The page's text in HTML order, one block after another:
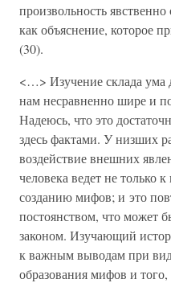
произвольность явственно
как объяснение, которое
(30).
<…> Изучение склада ума
нам несравненно шире и
Надеюсь, что это
здесь фактами. У низших
воздействие внешних
человека ведет не только
созданию мифов; и это
постоянством, что может
законом. Изучающий
к важным выводам при
образования мифов и того,